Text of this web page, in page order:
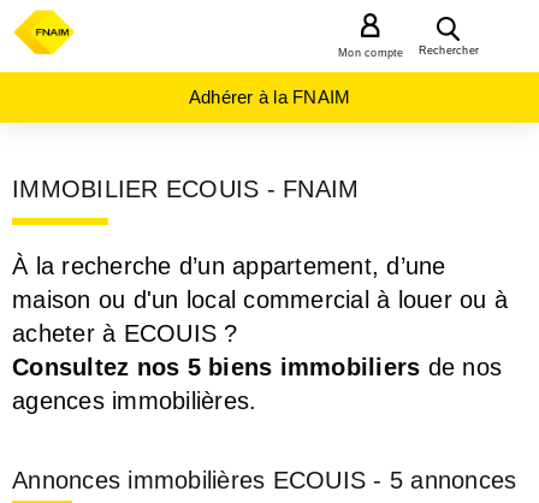
Rechercher
Mon compte
Adhérer à la FNAIM
IMMOBILIER ECOUIS - FNAIM
À la recherche d’un appartement, d’une
maison ou d'un local commercial à louer ou à
acheter à ECOUIS ?
Consultez nos 5 biens immobiliers de nos
agences immobilières.
Annonces immobilières ECOUIS - 5 annonces